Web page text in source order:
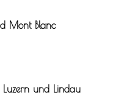
Mont Blanc
Luzern und Lindau